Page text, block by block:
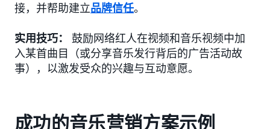
接，并帮助建立品牌信任。
实用技巧：
鼓励网络红人在视频和音乐视频中加
入某首曲目（或分享音乐发行背后的广告活动故
事），以激发受众的兴趣与互动意愿。
成功的音乐营销方案示例